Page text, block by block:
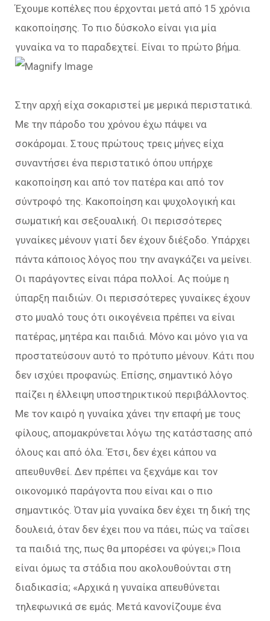
Έχουμε κοπέλες που έρχονται μετά από 15 χρόνια
κακοποίησης. Το πιο δύσκολο είναι για μία
γυναίκα να το παραδεχτεί. Είναι το πρώτο βήμα.
Στην αρχή είχα σοκαριστεί με μερικά περιστατικά.
Με την πάροδο του χρόνου έχω πάψει να
σοκάρομαι. Στους πρώτους τρεις μήνες είχα
συναντήσει ένα περιστατικό όπου υπήρχε
κακοποίηση και από τον πατέρα και από τον
σύντροφό της. Κακοποίηση και ψυχολογική και
σωματική και σεξουαλική. Οι περισσότερες
γυναίκες μένουν γιατί δεν έχουν διέξοδο. Υπάρχει
πάντα κάποιος λόγος που την αναγκάζει να μείνει.
Οι παράγοντες είναι πάρα πολλοί. Ας πούμε η
ύπαρξη παιδιών. Οι περισσότερες γυναίκες έχουν
στο μυαλό τους ότι οικογένεια πρέπει να είναι
πατέρας, μητέρα και παιδιά. Μόνο και μόνο για να
προστατεύσουν αυτό το πρότυπο μένουν. Κάτι που
δεν ισχύει προφανώς. Επίσης, σημαντικό λόγο
παίζει η έλλειψη υποστηρικτικού περιβάλλοντος.
Με τον καιρό η γυναίκα χάνει την επαφή με τους
φίλους, απομακρύνεται λόγω της κατάστασης από
όλους και από όλα. Έτσι, δεν έχει κάπου να
απευθυνθεί. Δεν πρέπει να ξεχνάμε και τον
οικονομικό παράγοντα που είναι και ο πιο
σημαντικός. Όταν μία γυναίκα δεν έχει τη δική της
δουλειά, όταν δεν έχει που να πάει, πώς να ταΐσει
τα παιδιά της, πως θα μπορέσει να φύγει;» Ποια
είναι όμως τα στάδια που ακολουθούνται στη
διαδικασία; «Αρχικά η γυναίκα απευθύνεται
τηλεφωνικά σε εμάς. Μετά κανονίζουμε ένα